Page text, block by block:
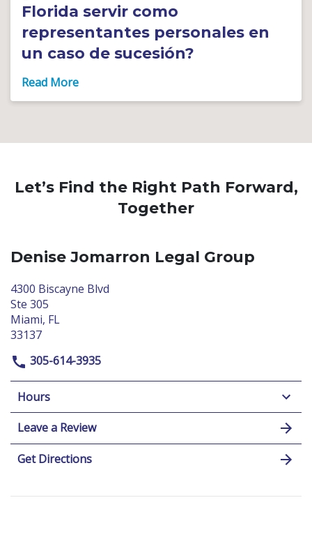
Florida servir como
representantes personales en
un caso de sucesión?
Let’s Find the Right Path Forward,
Together
Denise Jomarron Legal Group
4300 Biscayne Blvd
Ste 305
Miami, FL
33137
305-614-3935
Hours
Leave a Review
Get Directions